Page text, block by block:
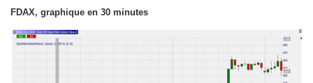
FDAX, graphique en 30 minutes